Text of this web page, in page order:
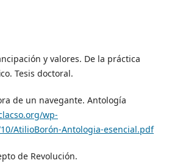
y valores. De la práctica
Tesis doctoral.
de un navegante. Antología
wp-
AtilioBorón-Antologia-esencial.pdf
de Revolución.